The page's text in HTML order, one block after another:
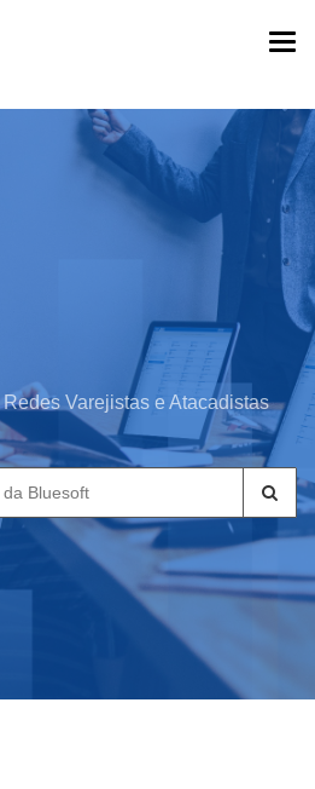
Varejistas e Atacadistas